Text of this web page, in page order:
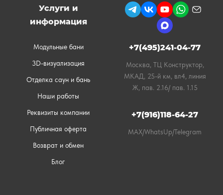
Услуги и
информация
Модульные бани
3D-визуализация
Отделка саун и бань
Наши работы
Реквизиты компании
Публичная оферта
Возврат и обмен
Блог
+7(495)241-04-77
Москва, ТЦ Конструктор,
МКАД, 25-й км, вл4, линия
Ж, пав. 2.16/ пав. 1.15
+7(916)118-64-27
MAX/WhatsUp/Telegram